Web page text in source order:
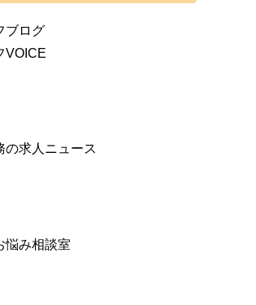
ブログ
VOICE
の求人ニュース
悩み相談室